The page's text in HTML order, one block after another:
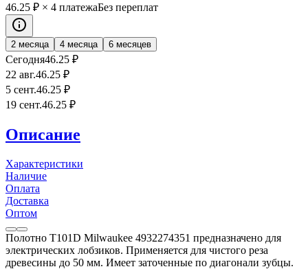
46.25 ₽ × 4 платежаБез переплат
2 месяца 4 месяца 6 месяцев
Сегодня46.25 ₽
22 авг.46.25 ₽
5 сент.46.25 ₽
19 сент.46.25 ₽
Описание
Характеристики
Наличие
Оплата
Доставка
Оптом
Полотно T101D Milwaukee 4932274351 предназначено для
электрических лобзиков. Применяется для чистого реза
древесины до 50 мм. Имеет заточенные по диагонали зубцы.